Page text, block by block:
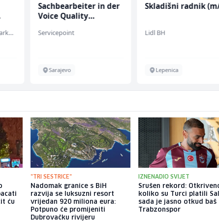
Embers Call Center & Marketing
Sachbearbeiter in der
Voice Quality
Servicepoint
Sarajevo
Skladišni radnik
Lidl BH
Lepenica
ću
"TRI SESTRICE"
Nadomak granice s BiH
razvija se luksuzni resort
vrijedan 920 miliona eura:
Potpuno će promijeniti
Dubrovačku rivijeru
IZNENADIO SVIJET
Srušen rekord:
koliko su Turci platili
sada je jasno otkud baš
Trabzonspor